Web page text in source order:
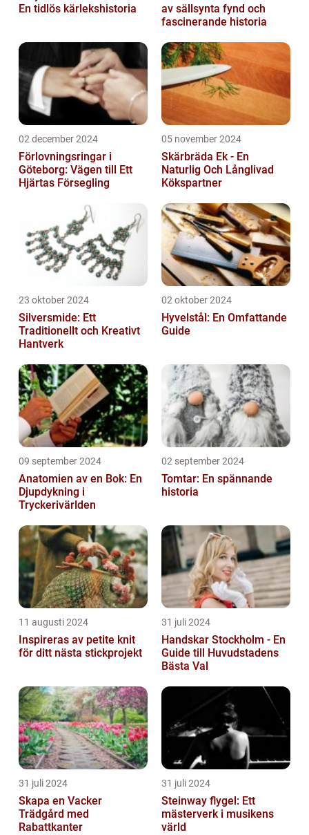
En tidlös kärlekshistoria
av sällsynta fynd och
fascinerande historia
02 december 2024
Förlovningsringar i
Göteborg: Vägen till Ett
Hjärtas Försegling
05 november 2024
Skärbräda Ek - En
Naturlig Och Långlivad
Kökspartner
23 oktober 2024
Silversmide: Ett
Traditionellt och Kreativt
Hantverk
02 oktober 2024
Hyvelstål: En Omfattande
Guide
09 september 2024
Anatomien av en Bok: En
Djupdykning i
Tryckerivärlden
02 september 2024
Tomtar: En spännande
historia
11 augusti 2024
Inspireras av petite knit
för ditt nästa stickprojekt
31 juli 2024
Handskar Stockholm - En
Guide till Huvudstadens
Bästa Val
31 juli 2024
Skapa en Vacker
Trädgård med
Rabattkanter
31 juli 2024
Steinway flygel: Ett
mästerverk i musikens
värld